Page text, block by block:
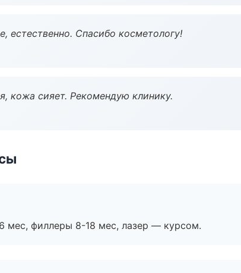
Спасибо косметологу!
кожа сияет. Рекомендую клинику.
мес, филлеры 8-18 мес, лазер — курсом.